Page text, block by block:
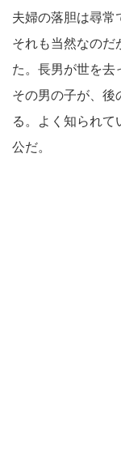
夫婦の落胆は尋常
それも当然なのだ
た。長男が世を去
その男の子が、後
る。よく知られて
公だ。